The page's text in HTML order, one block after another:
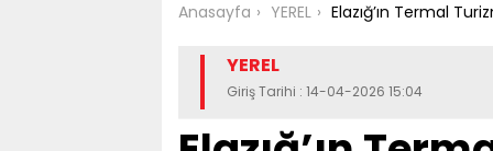
Anasayfa YEREL Elazığ’ın Termal
YEREL
Giriş Tarihi : 14-04-2026 15:04